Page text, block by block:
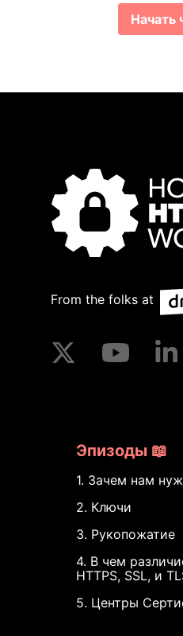
Начать
From the folks at
Эпизоды 📖
1. Зачем нам
2. Ключи
3. Рукопожатие
4. В чем
HTTPS, SSL, и
5. Центры